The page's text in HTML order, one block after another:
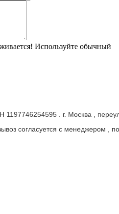
Используйте обычный
. г. Москва ,
согласуется с менеджером ,